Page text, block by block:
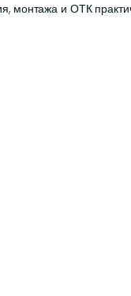
монтажа и ОТК